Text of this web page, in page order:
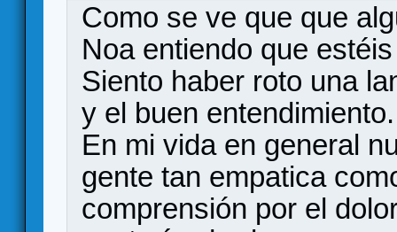
Como se ve que que
Noa entiendo que
Siento haber roto una
y el buen entendimiento.
En mi vida en general
gente tan empatica
comprensión por el